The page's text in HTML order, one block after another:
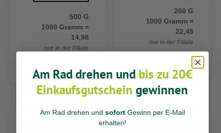
500 G
1000 Gramm =
14,98
nur in der Filiale
200 G
1000 Gramm =
22,45
nur in der Filiale
Am Rad drehen und bis zu 20€
Einkaufsgutschein gewinnen
Am Rad drehen und sofort Gewinn per E-Mail
erhalten!